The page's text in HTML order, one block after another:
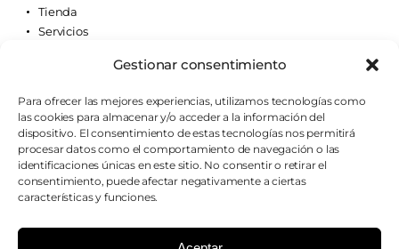
Gestionar consentimiento
Para ofrecer las mejores experiencias, utilizamos tecnologías como
las cookies para almacenar y/o acceder a la información del
dispositivo. El consentimiento de estas tecnologías nos permitirá
procesar datos como el comportamiento de navegación o las
identificaciones únicas en este sitio. No consentir o retirar el
consentimiento, puede afectar negativamente a ciertas
características y funciones.
Tienda
Servicios
Quiénes somos
AVISOS LEGALES
Aviso legal
Política de cookies
Política de privacidad